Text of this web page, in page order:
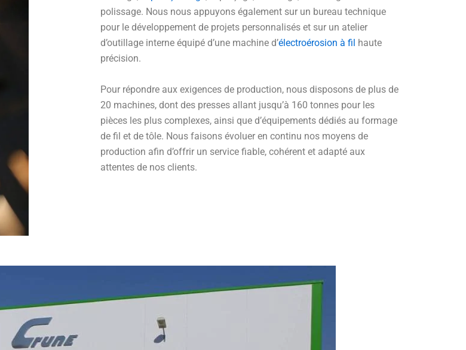
polissage. Nous nous appuyons également sur un bureau technique
pour le développement de projets personnalisés et sur un atelier
d’outillage interne équipé d’une machine d’électroérosion à fil haute
précision.
Pour répondre aux exigences de production, nous disposons de plus de
20 machines, dont des presses allant jusqu’à 160 tonnes pour les
pièces les plus complexes, ainsi que d’équipements dédiés au formage
de fil et de tôle. Nous faisons évoluer en continu nos moyens de
production afin d’offrir un service fiable, cohérent et adapté aux
attentes de nos clients.